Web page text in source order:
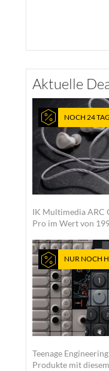
Aktuelle
NOCH 24
IK Multimedia ARC
Pro im Wert von
NUR NOCH
Teenage
Produkte mit